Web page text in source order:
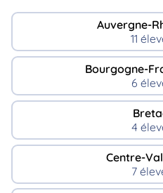
Auvergne-
11
Bourgogne-
6
4
Centre-
7